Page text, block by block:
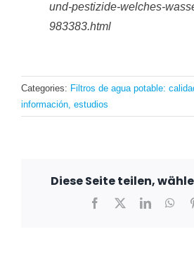
und-pestizide-welches-
983383.html
Categories: Filtros de agua potable:
información, estudios
Diese Seite teilen,
Facebook LinkedIn